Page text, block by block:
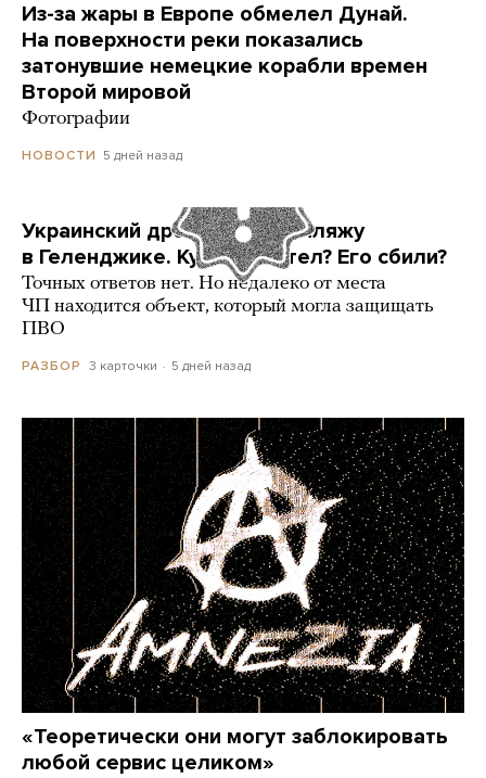
Из-за жары в Европе обмелел Дунай.
На поверхности реки показались
затонувшие немецкие корабли времен
Второй мировой
Фотографии
НОВОСТИ 5 дней назад
Украинский дрон попал по пляжу
в Геленджике. Куда он летел? Его сбили?
Точных ответов нет. Но недалеко от места
ЧП находится объект, который могла защищать
ПВО
РАЗБОР 3 карточки 5 дней назад
«Теоретически они могут заблокировать
любой сервис целиком»